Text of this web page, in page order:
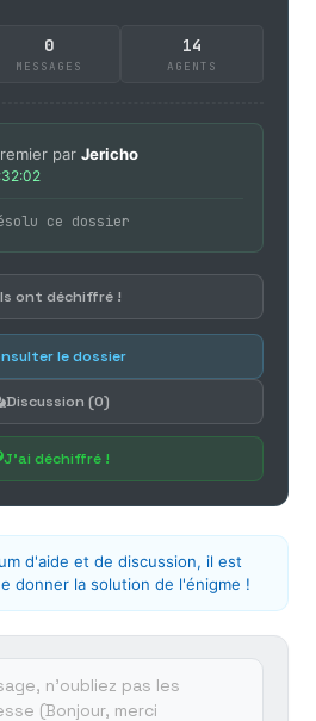
0
MESSAGES
14
AGENTS
par Jericho
ce dossier
ont déchiffré !
le dossier
Discussion (0)
J'ai déchiffré !
d'aide et de discussion, il est
donner la solution de l'énigme !